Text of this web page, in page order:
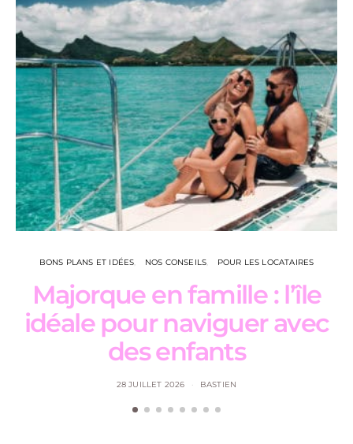
BONS PLANS ET IDÉES NOS CONSEILS POUR LES LOCATAIRES
Majorque en famille : l’île
idéale pour naviguer avec
des enfants
28 JUILLET 2026 BASTIEN